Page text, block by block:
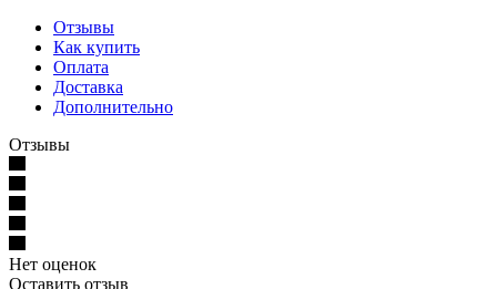
Отзывы
Как купить
Оплата
Доставка
Дополнительно
Отзывы
Нет оценок
Оставить отзыв